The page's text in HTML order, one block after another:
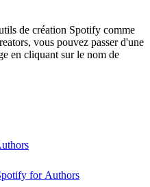
de création Spotify comme
vous pouvez passer d'une
en cliquant sur le nom de
for Authors